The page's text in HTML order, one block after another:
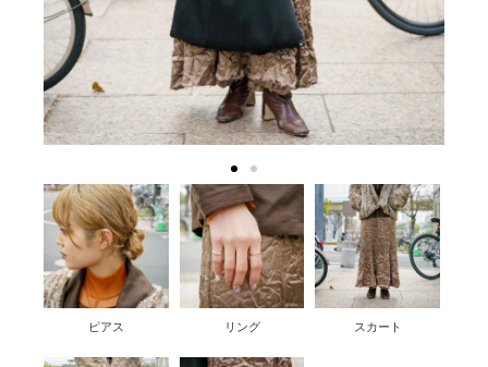
ピアス リング スカート